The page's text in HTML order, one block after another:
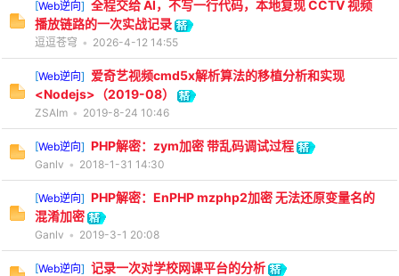
[Web逆向] 全程交给 AI，不写一行代码，本地复现 CCTV 视频
播放链路的一次实战记录
逗逗苍穹 • 2026-4-12 14:55
[Web逆向] 爱奇艺视频cmd5x解析算法的移植分析和实现
<Nodejs>（2019-08）
ZSAIm • 2019-8-24 10:46
[Web逆向] PHP解密：zym加密 带乱码调试过程
Ganlv • 2018-1-31 14:30
[Web逆向] PHP解密：EnPHP mzphp2加密 无法还原变量名的
混淆加密
Ganlv • 2019-3-1 20:08
[Web逆向] 记录一次对学校网课平台的分析